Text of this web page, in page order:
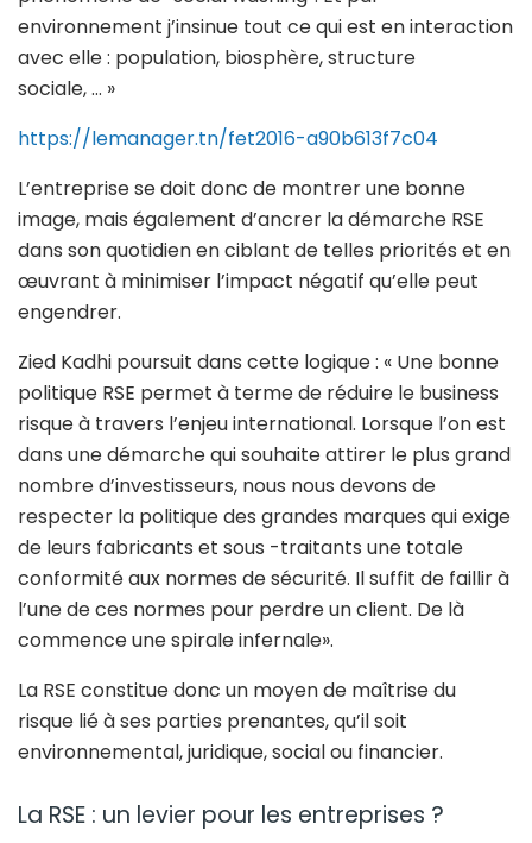
environnement j’insinue tout ce qui est en interaction
avec elle : population, biosphère, structure
sociale, … »
https://lemanager.tn/fet2016-a90b613f7c04
L’entreprise se doit donc de montrer une bonne
image, mais également d’ancrer la démarche RSE
dans son quotidien en ciblant de telles priorités et en
œuvrant à minimiser l’impact négatif qu’elle peut
engendrer.
Zied Kadhi poursuit dans cette logique : « Une bonne
politique RSE permet à terme de réduire le business
risque à travers l’enjeu international. Lorsque l’on est
dans une démarche qui souhaite attirer le plus grand
nombre d’investisseurs, nous nous devons de
respecter la politique des grandes marques qui exige
de leurs fabricants et sous -traitants une totale
conformité aux normes de sécurité. Il suffit de faillir à
l’une de ces normes pour perdre un client. De là
commence une spirale infernale».
La RSE constitue donc un moyen de maîtrise du
risque lié à ses parties prenantes, qu’il soit
environnemental, juridique, social ou financier.
La RSE : un levier pour les entreprises ?